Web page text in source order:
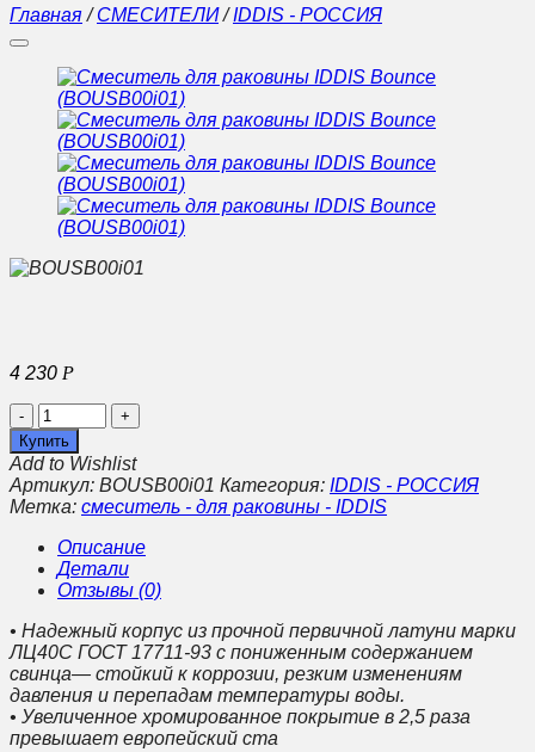
Главная / СМЕСИТЕЛИ / IDDIS - РОССИЯ
4 230 Р
Количество
Смеситель
для
раковины
IDDIS
Bounce
(BOUSB00i01)
Купить
Add to Wishlist
Артикул: BOUSB00i01 Категория: IDDIS - РОССИЯ
Метка: смеситель - для раковины - IDDIS
Описание
Детали
Отзывы (0)
• Надежный корпус из прочной первичной латуни марки
ЛЦ40С ГОСТ 17711-93 с пониженным содержанием
свинца— стойкий к коррозии, резким изменениям
давления и перепадам температуры воды.
• Увеличенное хромированное покрытие в 2,5 раза
превышает европейский ста